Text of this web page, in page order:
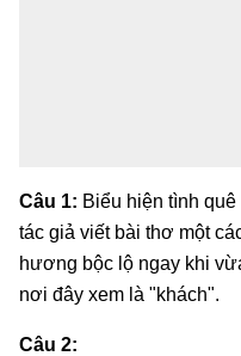
Câu 1: Biểu hiện tình
tác giả viết bài thơ một
hương bộc lộ ngay khi
nơi đây xem là "khách".
Câu 2: